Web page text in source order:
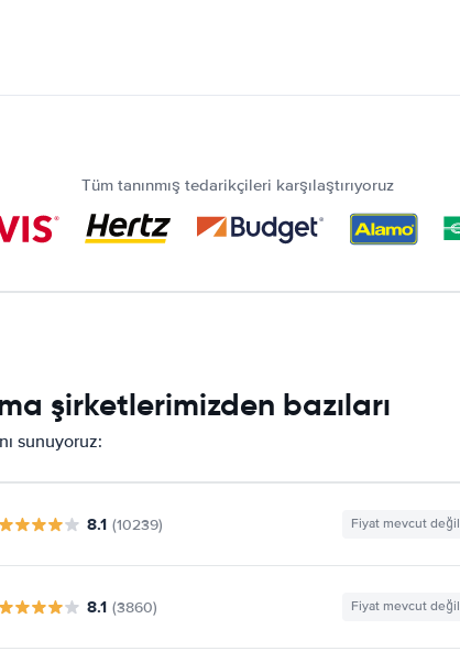
Tüm tanınmış tedarikçileri karşılaştırıyoruz
şirketlerimizden bazıları
sunuyoruz:
8.1 (10239) Fiyat mevcut değil
8.1 (3860) Fiyat mevcut değil